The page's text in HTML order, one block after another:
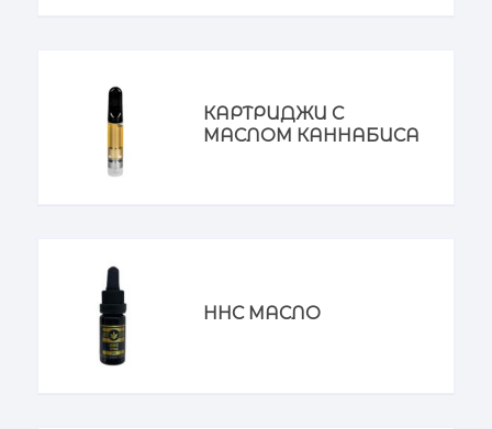
КАРТРИДЖИ С
МАСЛОМ КАННАБИСА
HHC МАСЛО